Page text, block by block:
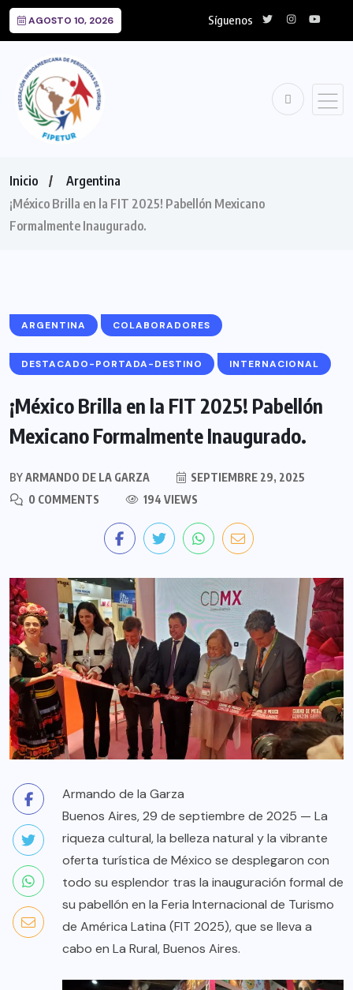
AGOSTO 10, 2026 Síguenos
Inicio
Argentina
¡México Brilla en la FIT 2025! Pabellón Mexicano
Formalmente Inaugurado.
ARGENTINA COLABORADORES
DESTACADO-PORTADA-DESTINO INTERNACIONAL
¡México Brilla en la FIT 2025! Pabellón
Mexicano Formalmente Inaugurado.
BYARMANDO DE LA GARZA
SEPTIEMBRE 29, 2025
0 COMMENTS
194 VIEWS
Armando de la Garza
Buenos Aires, 29 de septiembre de 2025 — La
riqueza cultural, la belleza natural y la vibrante
oferta turística de México se desplegaron con
todo su esplendor tras la inauguración formal de
su pabellón en la Feria Internacional de Turismo
de América Latina (FIT 2025), que se lleva a
cabo en La Rural, Buenos Aires.